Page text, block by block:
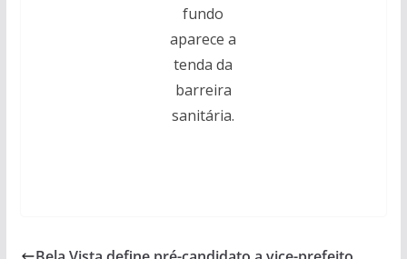
fundo
aparece a
tenda da
barreira
sanitária.